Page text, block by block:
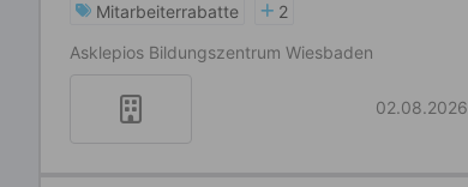
Mitarbeiterrabatte
2
Asklepios Bildungszentrum Wiesbaden
02.08.2026